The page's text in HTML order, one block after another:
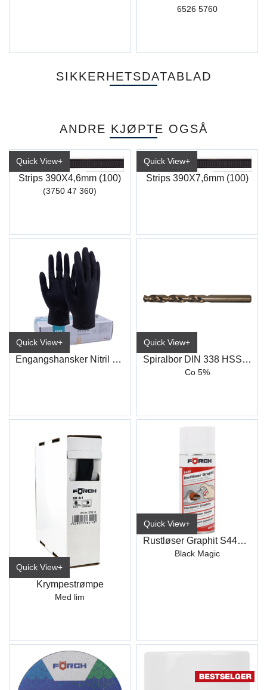
6526 5760
SIKKERHETSDATABLAD
ANDRE KJØPTE OGSÅ
Quick View+
Strips 390X4,6mm (100)
(3750 47 360)
Quick View+
Strips 390X7,6mm (100)
Quick View+
Engangshansker Nitril Sort
Quick View+
Spiralbor DIN 338 HSS-Co, Type N
Co 5%
Quick View+
Krympestrømpe
Med lim
Quick View+
Rustløser Graphit S446 400 ml
Black Magic